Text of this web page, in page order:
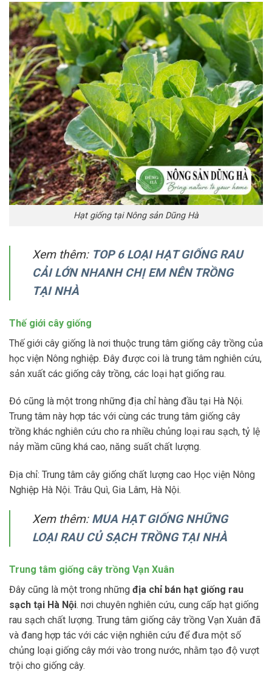
Hạt giống tại Nông sản Dũng Hà
Xem thêm: TOP 6 LOẠI HẠT GIỐNG RAU
CẢI LỚN NHANH CHỊ EM NÊN TRỒNG
TẠI NHÀ
Thế giới cây giống
Thế giới cây giống là nơi thuộc trung tâm giống cây trồng của
học viện Nông nghiệp. Đây được coi là trung tâm nghiên cứu,
sản xuất các giống cây trồng, các loại hạt giống rau.
Đó cũng là một trong những địa chỉ hàng đầu tại Hà Nội.
Trung tâm này hợp tác với cùng các trung tâm giống cây
trồng khác nghiên cứu cho ra nhiều chủng loại rau sạch, tỷ lệ
nảy mầm cũng khá cao, năng suất chất lượng.
Địa chỉ: Trung tâm cây giống chất lượng cao Học viện Nông
Nghiệp Hà Nội. Trâu Quì, Gia Lâm, Hà Nội.
Xem thêm: MUA HẠT GIỐNG NHỮNG
LOẠI RAU CỦ SẠCH TRỒNG TẠI NHÀ
Trung tâm giống cây trồng Vạn Xuân
Đây cũng là một trong những địa chỉ bán hạt giống rau
sạch tại Hà Nội. nơi chuyên nghiên cứu, cung cấp hạt giống
rau sạch chất lượng. Trung tâm giống cây trồng Vạn Xuân đã
và đang hợp tác với các viện nghiên cứu để đưa một số
chủng loại giống cây mới vào trong nước, nhằm tạo độ vượt
trội cho giống cây.